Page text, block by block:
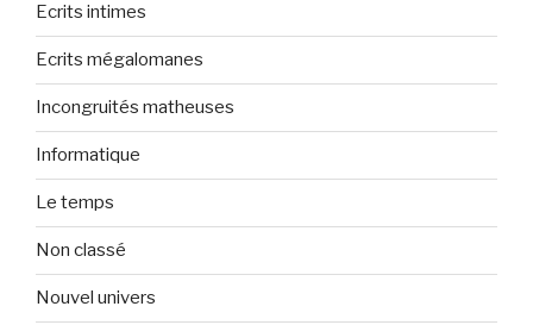
Ecrits intimes
Ecrits mégalomanes
Incongruités matheuses
Informatique
Le temps
Non classé
Nouvel univers